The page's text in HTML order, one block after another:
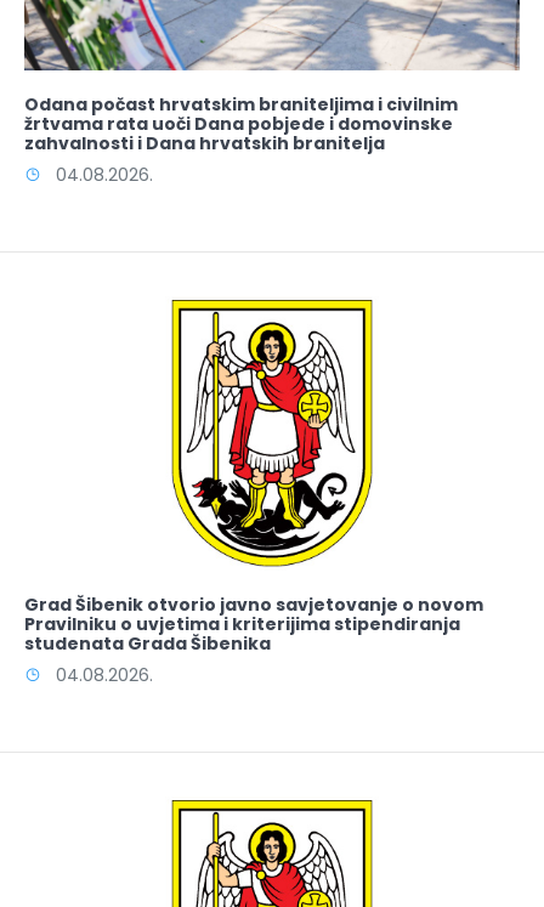
Odana počast hrvatskim braniteljima i civilnim
žrtvama rata uoči Dana pobjede i domovinske
zahvalnosti i Dana hrvatskih branitelja
04.08.2026.
Grad Šibenik otvorio javno savjetovanje o novom
Pravilniku o uvjetima i kriterijima stipendiranja
studenata Grada Šibenika
04.08.2026.